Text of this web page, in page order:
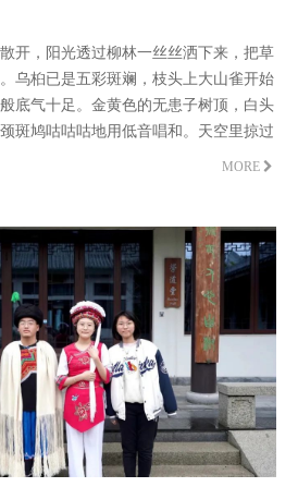
开，阳光透过柳林一丝丝洒下来，把草
乌桕已是五彩斑斓，枝头上大山雀开始
底气十足。金黄色的无患子树顶，白头
斑鸠咕咕咕地用低音唱和。天空里掠过
翅膀在阳光下闪闪发亮。
MORE